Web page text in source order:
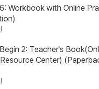
Workbook with Online
2: Teacher's
Center)